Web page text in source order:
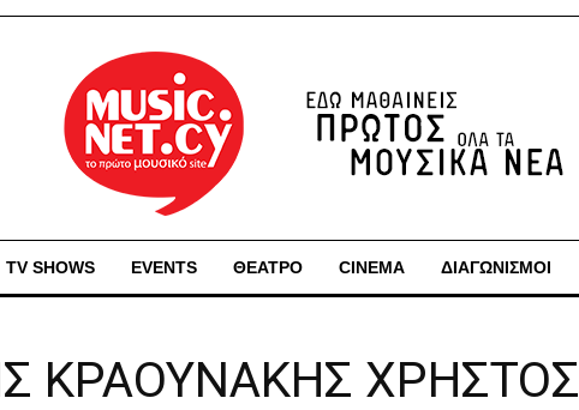
TV SHOWS EVENTS ΘΕΑΤΡΟ CINEMA ΔΙΑΓΩΝΙΣΜΟΙ
ΚΡΑΟΥΝΑΚΗΣ ΧΡΗΣΤΟΣ